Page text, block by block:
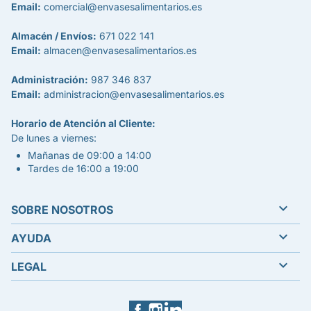
Email: comercial@envasesalimentarios.es
Almacén / Envíos: 671 022 141
Email: almacen@envasesalimentarios.es
Administración: 987 346 837
Email: administracion@envasesalimentarios.es
Horario de Atención al Cliente:
De lunes a viernes:
Mañanas de 09:00 a 14:00
Tardes de 16:00 a 19:00
SOBRE NOSOTROS 
AYUDA 
LEGAL 